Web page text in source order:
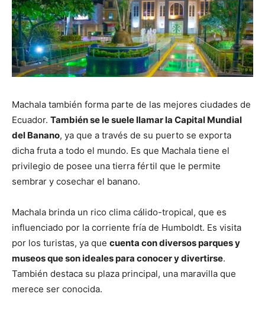
Machala también forma parte de las mejores ciudades de
Ecuador. También se le suele llamar la Capital Mundial
del Banano, ya que a través de su puerto se exporta
dicha fruta a todo el mundo. Es que Machala tiene el
privilegio de posee una tierra fértil que le permite
sembrar y cosechar el banano.
Machala brinda un rico clima cálido-tropical, que es
influenciado por la corriente fría de Humboldt. Es visita
por los turistas, ya que cuenta con diversos parques y
museos que son ideales para conocer y divertirse.
También destaca su plaza principal, una maravilla que
merece ser conocida.